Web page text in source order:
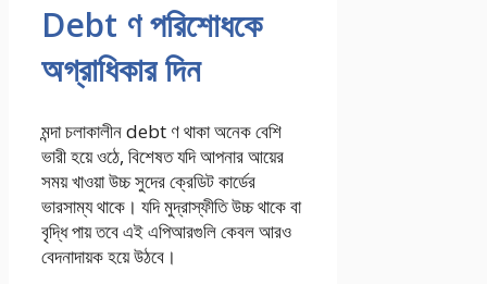
Debt ণ পরিশোধকে
অগ্রাধিকার দিন
মন্দা চলাকালীন debt ণ থাকা অনেক বেশি
ভারী হয়ে ওঠে, বিশেষত যদি আপনার আয়ের
সময় খাওয়া উচ্চ সুদের ক্রেডিট কার্ডের
ভারসাম্য থাকে। যদি মুদ্রাস্ফীতি উচ্চ থাকে বা
বৃদ্ধি পায় তবে এই এপিআরগুলি কেবল আরও
বেদনাদায়ক হয়ে উঠবে।